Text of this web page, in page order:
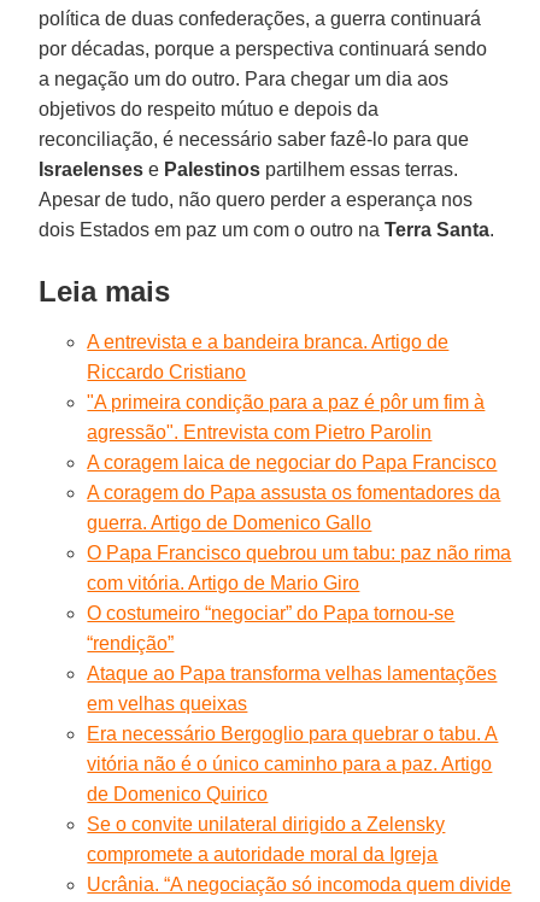
política de duas confederações, a guerra continuará
por décadas, porque a perspectiva continuará sendo
a negação um do outro. Para chegar um dia aos
objetivos do respeito mútuo e depois da
reconciliação, é necessário saber fazê-lo para que
Israelenses e Palestinos partilhem essas terras.
Apesar de tudo, não quero perder a esperança nos
dois Estados em paz um com o outro na Terra Santa.
Leia mais
A entrevista e a bandeira branca. Artigo de
Riccardo Cristiano
"A primeira condição para a paz é pôr um fim à
agressão". Entrevista com Pietro Parolin
A coragem laica de negociar do Papa Francisco
A coragem do Papa assusta os fomentadores da
guerra. Artigo de Domenico Gallo
O Papa Francisco quebrou um tabu: paz não rima
com vitória. Artigo de Mario Giro
O costumeiro “negociar” do Papa tornou-se
“rendição”
Ataque ao Papa transforma velhas lamentações
em velhas queixas
Era necessário Bergoglio para quebrar o tabu. A
vitória não é o único caminho para a paz. Artigo
de Domenico Quirico
Se o convite unilateral dirigido a Zelensky
compromete a autoridade moral da Igreja
Ucrânia. “A negociação só incomoda quem divide